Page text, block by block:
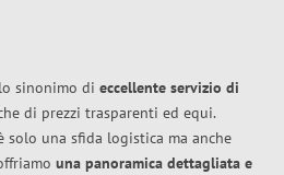
sinonimo di eccellente servizio di
di prezzi trasparenti ed equi.
solo una sfida logistica ma anche
una panoramica dettagliata e